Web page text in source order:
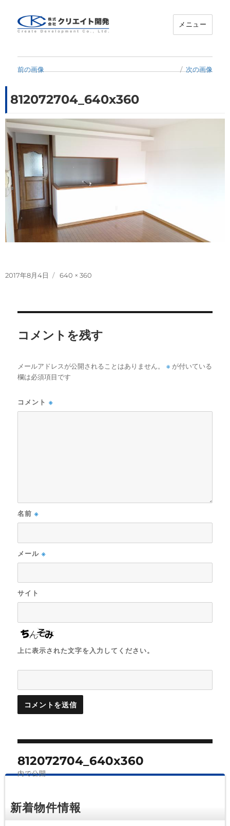
メニュー
前の画像 次の画像
812072704_640x360
投
2017年8月4日
フ
640 × 360
コメントを残す
メールアドレスが公開されることはありません。 ※ が付いている
欄は必須項目です
コメント※
名前※
メール※
サイト
上に表示された文字を入力してください。
投
稿
ビ
ゲ
812072704_640x360
内で公開
新着物件情報